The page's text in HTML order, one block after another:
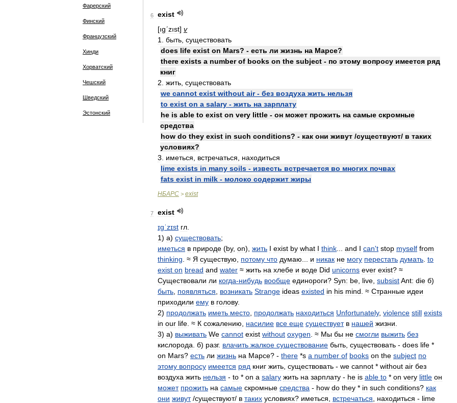
Фарерский
Финский
Французский
Хинди
Хорватский
Чешский
Шведский
Эстонский
6
exist
[ıgʹzıst] v
1
быть существовать
does life exist on Mars? - есть ли жизнь на Марсе?
there exists a number of books on the subject - по этому вопросу имеется ряд
книг
2 жить существовать
we cannot exist without air- без воздуха жить нельзя
to exist on a salary - жить на зарплату
he is able to exist on very little - он может прожить на самые скромные
средства
how do they exist in such conditions? - как они живут /существуют/ в таких
условиях?
3
иметься встречаться
находиться
lime exists in many soils - известь встречается во многих почвах
fats exist in milk - молоко содержит жиры
НБАРС > exist
7
exist
ɪɡˈzɪst гл
1) а) существовать;
иметься в природе (by, on), жить I exist by what I think and I can't stop myself from
thinking . ≈ Я существую потому что думаю и никак не могу перестать думать to
exist on bread and water ≈ жить на хлебе и воде Did unicorns ever exist? ≈
Существовали ли когда-нибудь вообще единороги? Syn: be live subsistAnt: die б)
быть появляться возникать Strange ideas existed in his mind . ≈ Странные идеи
приходили ему в голову.
2) продолжать иметь место продолжать находиться Unfortunately, violence still exists
in our life . ≈ К сожалению насилие все еще существует в нашей жизни
3) а) выживать We cannot exist without oxygen . ≈ Мы бы не смогли выжить без
кислорода б) разг. влачить жалкое существование быть существовать - does life *
on Mars? есть ли жизнь на Марсе? - there *s a number of books on the subject по
этому вопросу имеется ряд книг жить существовать - we cannot * without air без
воздуха жить нельзя - to * on a salary жить на зарплату - he is able to * on very little он
может прожить на самые скромные средства - how do they * in such conditions? как
они живут/существуют/ в таких условиях? иметься встречаться находиться - lime